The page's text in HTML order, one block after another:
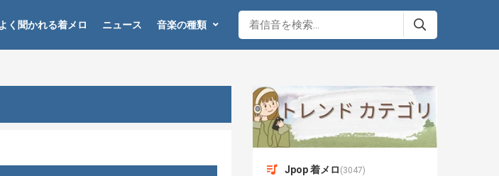
く聞かれる着メロ ニュース 音楽の種類
Jpop 着メロ (3047)